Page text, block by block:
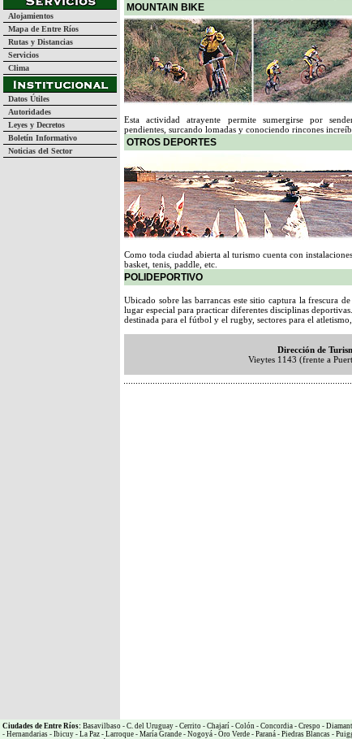
Alojamientos
Mapa de Entre Ríos
Rutas y Distancias
Servicios
Clima
Datos Útiles
Autoridades
Leyes y Decretos
Boletín Informativo
Noticias del Sector
MOUNTAIN BIKE
Esta actividad atrayente permite sumergirse por
pendientes, surcando lomadas y conociendo rincones
OTROS DEPORTES
Como toda ciudad abierta al turismo cuenta con
basket, tenis, paddle, etc.
POLIDEPORTIVO
Ubicado sobre las barrancas este sitio captura la frescura
lugar especial para practicar diferentes disciplinas
destinada para el fútbol y el rugby, sectores para el
Dirección de
Vieytes 1143 (frente a
Ciudades de Entre Ríos: Basavilbaso - C. del Uruguay - Cerrito - Chajarí - Colón - Concordia - Crespo -
- Hernandarias - Ibicuy - La Paz - Larroque - María Grande - Nogoyá - Oro Verde - Paraná - Piedras Blancas -